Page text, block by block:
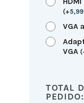
(+5,99
VGA
VGA (
TOTAL
PEDIDO: